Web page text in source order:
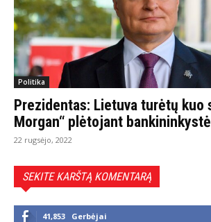
Politika
Prezidentas: Lietuva turėtų kuo
Morgan“ plėtojant
22 rugsėjo, 2022
SEKITE KARŠTĄ KOMENTARĄ
41,853 Gerbėjai